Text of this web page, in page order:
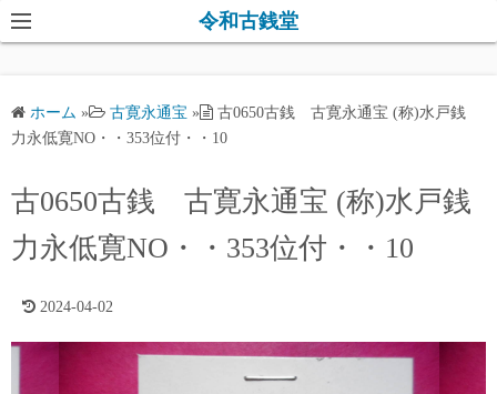
コ
ン
ッ
令和古銭堂
ホーム » 古寛永通宝 »
古0650古銭 古寛永通宝 (称)水戸銭
力永低寛NO・・353位付・・10
古0650古銭 古寛永通宝 (称)水戸銭
力永低寛NO・・353位付・・10
2024-04-02